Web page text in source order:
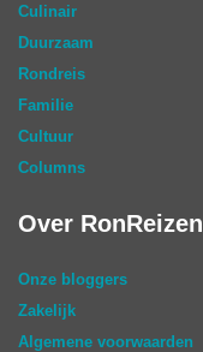
Culinair
Duurzaam
Rondreis
Familie
Cultuur
Columns
Over RonReizen
Onze bloggers
Zakelijk
Algemene voorwaarden